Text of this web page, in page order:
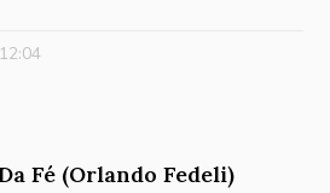
12:04
Fé (Orlando Fedeli)